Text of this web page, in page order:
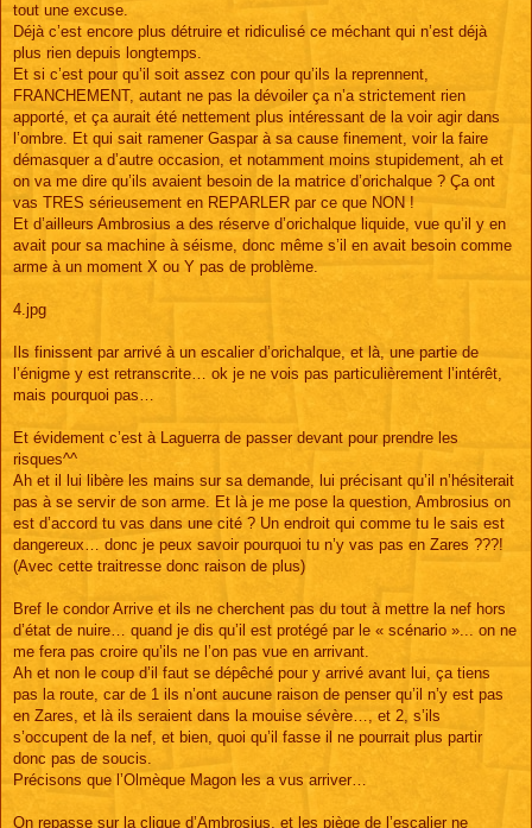
tout une excuse.
Déjà c’est encore plus détruire et ridiculisé ce méchant qui n’est déjà
plus rien depuis longtemps.
Et si c’est pour qu’il soit assez con pour qu’ils la reprennent,
FRANCHEMENT, autant ne pas la dévoiler ça n’a strictement rien
apporté, et ça aurait été nettement plus intéressant de la voir agir dans
l’ombre. Et qui sait ramener Gaspar à sa cause finement, voir la faire
démasquer a d’autre occasion, et notamment moins stupidement, ah et
on va me dire qu’ils avaient besoin de la matrice d’orichalque ? Ça ont
vas TRES sérieusement en REPARLER par ce que NON !
Et d’ailleurs Ambrosius a des réserve d’orichalque liquide, vue qu’il y en
avait pour sa machine à séisme, donc même s’il en avait besoin comme
arme à un moment X ou Y pas de problème.
4.jpg
Ils finissent par arrivé à un escalier d’orichalque, et là, une partie de
l’énigme y est retranscrite… ok je ne vois pas particulièrement l’intérêt,
mais pourquoi pas…
Et évidement c’est à Laguerra de passer devant pour prendre les
risques^^
Ah et il lui libère les mains sur sa demande, lui précisant qu’il n’hésiterait
pas à se servir de son arme. Et là je me pose la question, Ambrosius on
est d’accord tu vas dans une cité ? Un endroit qui comme tu le sais est
dangereux… donc je peux savoir pourquoi tu n’y vas pas en Zares ???!
(Avec cette traitresse donc raison de plus)
Bref le condor Arrive et ils ne cherchent pas du tout à mettre la nef hors
d’état de nuire… quand je dis qu’il est protégé par le « scénario »... on ne
me fera pas croire qu’ils ne l’on pas vue en arrivant.
Ah et non le coup d’il faut se dépêché pour y arrivé avant lui, ça tiens
pas la route, car de 1 ils n’ont aucune raison de penser qu’il n’y est pas
en Zares, et là ils seraient dans la mouise sévère…, et 2, s’ils
s’occupent de la nef, et bien, quoi qu’il fasse il ne pourrait plus partir
donc pas de soucis.
Précisons que l’Olmèque Magon les a vus arriver…
On repasse sur la clique d’Ambrosius, et les piège de l’escalier ne